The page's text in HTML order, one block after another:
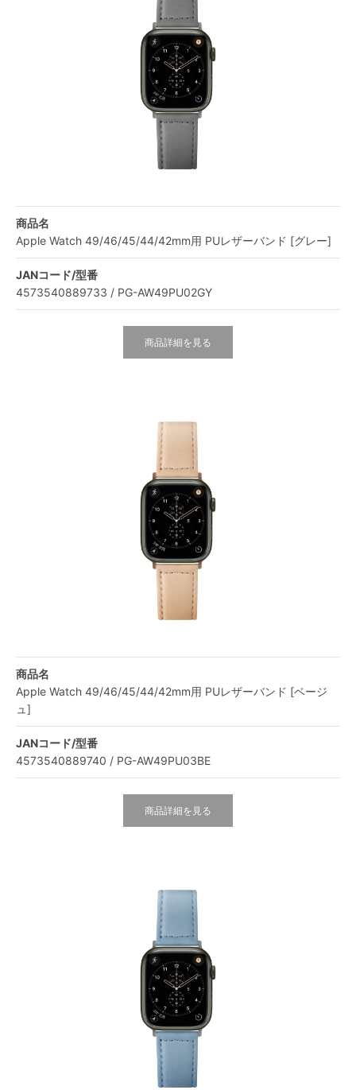
商品名
Apple Watch 49/46/45/44/42mm用 PUレザーバンド [グレー]
JANコード/型番
4573540889733 / PG-AW49PU02GY
商品詳細を見る
商品名
Apple Watch 49/46/45/44/42mm用 PUレザーバンド [ベージ
ュ]
JANコード/型番
4573540889740 / PG-AW49PU03BE
商品詳細を見る